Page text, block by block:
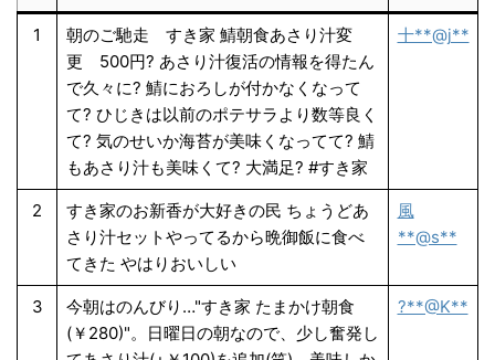
1
朝のご馳走 すき家 鯖朝食あさり汁変
更 500円? あさり汁復活の情報を得たん
で久々に? 鯖におろしが付かなくなって
て? ひじきは以前のポテサラより数等良く
て? 気のせいか海苔が美味くなってて? 鯖
もあさり汁も美味くて? 大満足? #すき家
十**@j**
2
すき家のお新香が大好きの民 ちょうどあ
さり汁セットやってるから晩御飯に食べ
てきた やはりおいしい
風
**@s**
3
今朝はのんびり…"すき家 たまかけ朝食
(￥280)"。日曜日の朝なので、少し奮発し
?**@K**